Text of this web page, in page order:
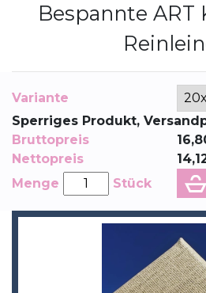
Bespannte ART
Variante
Sperriges Produkt,
Bruttopreis
Nettopreis
Menge
Stück